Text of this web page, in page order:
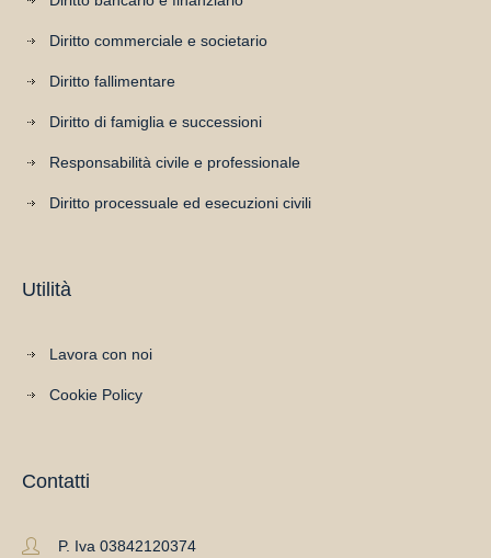
Diritto commerciale e societario
Diritto fallimentare
Diritto di famiglia e successioni
Responsabilità civile e professionale
Diritto processuale ed esecuzioni civili
Utilità
Lavora con noi
Cookie Policy
Contatti
P. Iva 03842120374